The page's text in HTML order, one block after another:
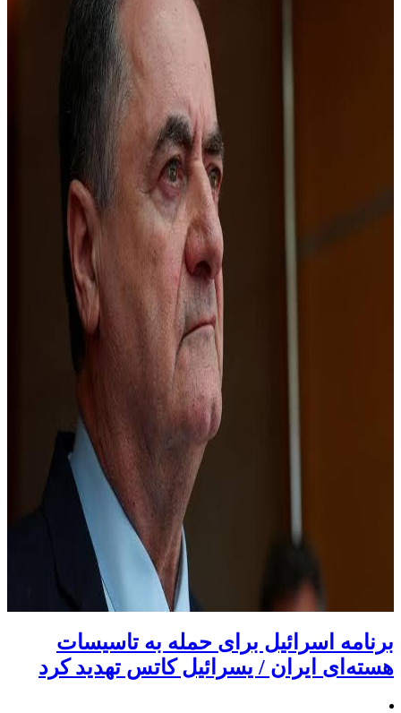
برنامه اسرائیل برای حمله به تاسیسات
هسته‌ای ایران / یسرائیل کاتس تهدید کرد